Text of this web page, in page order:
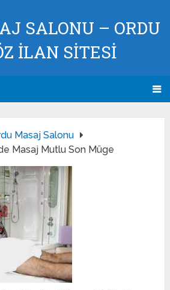
SALONU – ORDU
İLAN SİTESİ
Masaj Salonu
Masaj Mutlu Son Müge